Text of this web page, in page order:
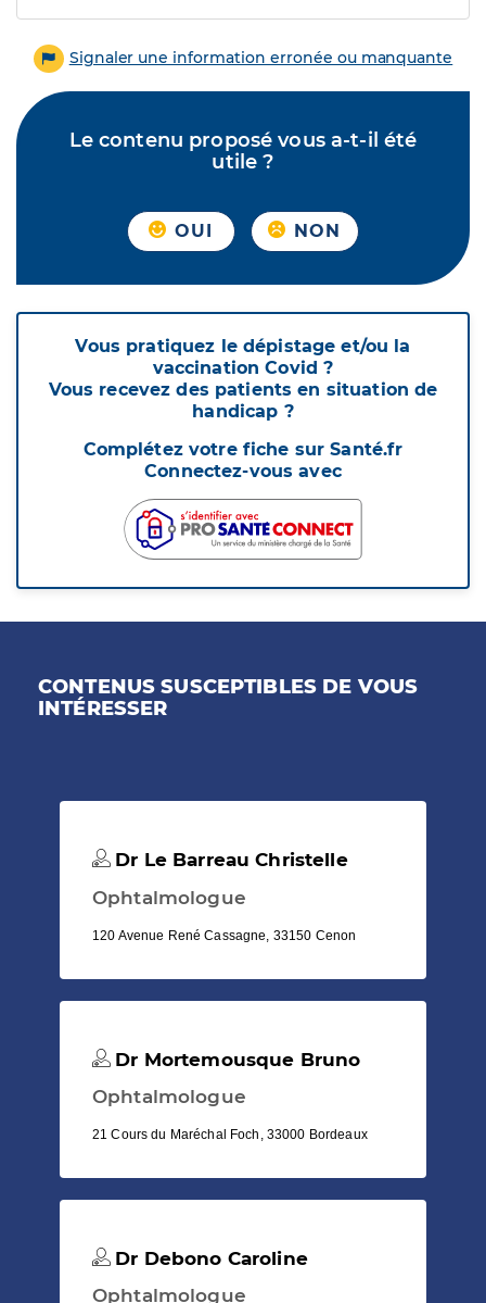
Signaler une information erronée ou manquante
Le contenu proposé vous a-t-il été
utile ?
OUI NON
Vous pratiquez le dépistage et/ou la
vaccination Covid ?
Vous recevez des patients en situation de
handicap ?
Complétez votre fiche sur Santé.fr
Connectez-vous avec
CONTENUS SUSCEPTIBLES DE VOUS
INTÉRESSER
Dr Le Barreau Christelle
Ophtalmologue
120 Avenue René Cassagne, 33150 Cenon
Dr Mortemousque Bruno
Ophtalmologue
21 Cours du Maréchal Foch, 33000 Bordeaux
Dr Debono Caroline
Ophtalmologue